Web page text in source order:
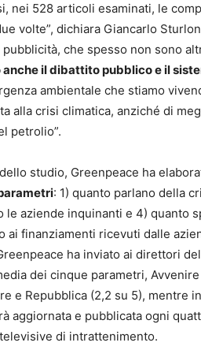
nei 528 articoli esaminati, le
volte”, dichiara Giancarlo
che spesso non sono
il dibattito pubblico e il
ambientale che stiamo
alla crisi climatica, anziché di
petrolio”.
studio, Greenpeace ha
: 1) quanto parlano della
le aziende inquinanti e 4) quanto
ai finanziamenti ricevuti dalle
ha inviato ai direttori
dei cinque parametri,
e Repubblica (2,2 su 5), mentre
aggiornata e pubblicata ogni
di intrattenimento.